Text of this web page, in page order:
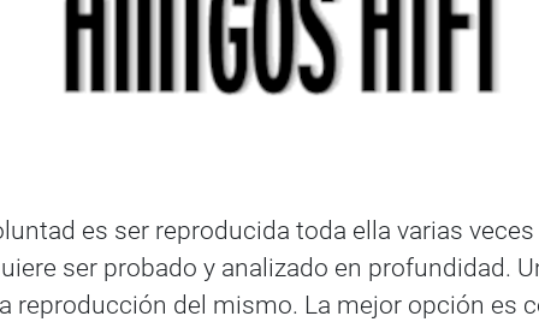
es ser reproducida toda ella varias
ser probado y analizado en profundidad.
reproducción del mismo. La mejor opción es